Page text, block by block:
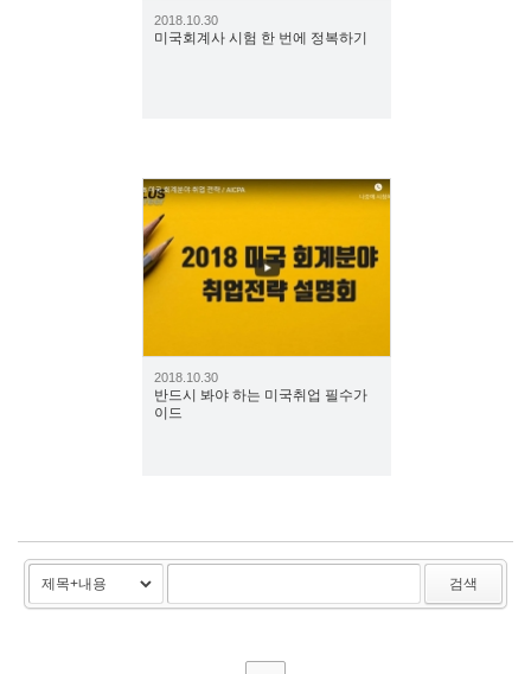
2018.10.30
미국회계사 시험 한 번에 정복하기
2018.10.30
반드시 봐야 하는 미국취업 필수가
이드
검색